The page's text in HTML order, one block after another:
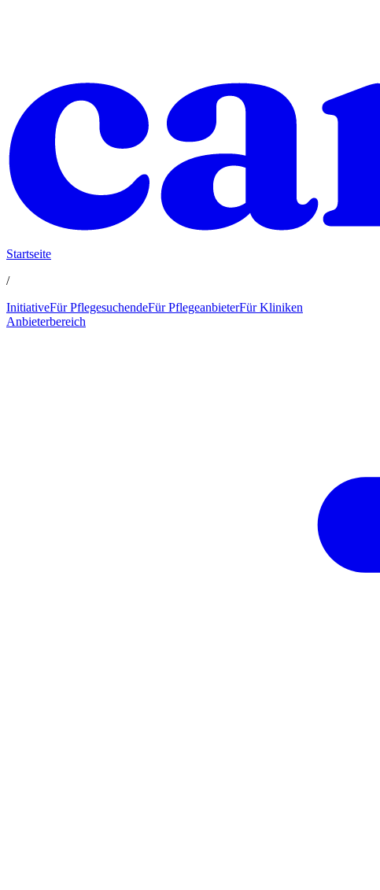
Startseite
/
InitiativeFür PflegesuchendeFür PflegeanbieterFür Kliniken
Anbieterbereich